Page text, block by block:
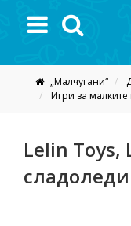
„Малчугани“
Игри за малките
Lelin